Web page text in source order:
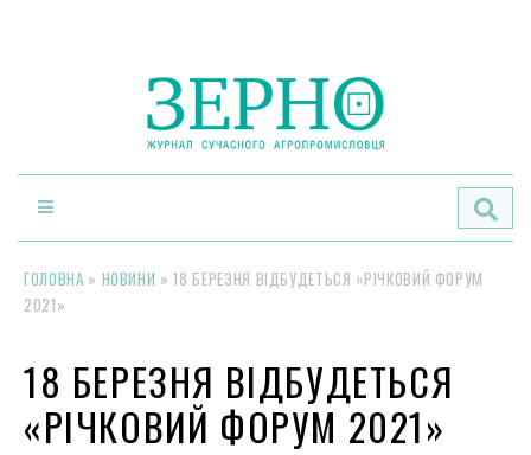
ГОЛОВНА » НОВИНИ »18 БЕРЕЗНЯ ВІДБУДЕТЬСЯ «РІЧКОВИЙ ФОРУМ
2021»
18 БЕРЕЗНЯ ВІДБУДЕТЬСЯ
«РІЧКОВИЙ ФОРУМ 2021»